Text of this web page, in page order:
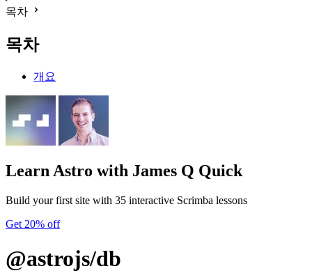
목차
목차
개요
Learn Astro with James Q Quick
Build your first site with 35 interactive Scrimba lessons
Get 20% off
@astrojs/db